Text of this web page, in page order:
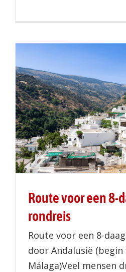
Route voor een 8-
rondreis
Route voor een 8-
door Andalusië
Málaga)Veel mensen